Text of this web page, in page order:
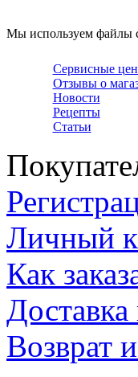
Мы используем файлы
Сервисные
Отзывы о
Новости
Рецепты
Статьи
Личный
Как
Доставка
Возврат